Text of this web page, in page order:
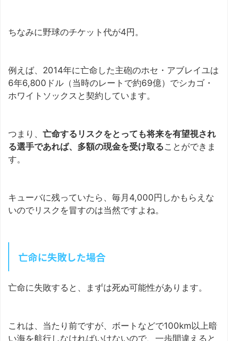
ちなみに野球のチケット代が4円。
例えば、2014年に亡命した主砲のホセ・アブレイユは
6年6,800ドル（当時のレートで約69億）でシカゴ・
ホワイトソックスと契約しています。
つまり、 亡命するリスクをとっても将来を有望視され
る選手であれば、多額の現金を受け取ることができま
す。
キューバに残っていたら、毎月4,000円しかもらえな
いのでリスクを冒すのは当然ですよね。
亡命に失敗した場合
亡命に失敗すると、まずは死ぬ可能性があります。
これは、当たり前ですが、ボートなどで100km以上暗
い海を航行しなければいけないので、一歩間違えると